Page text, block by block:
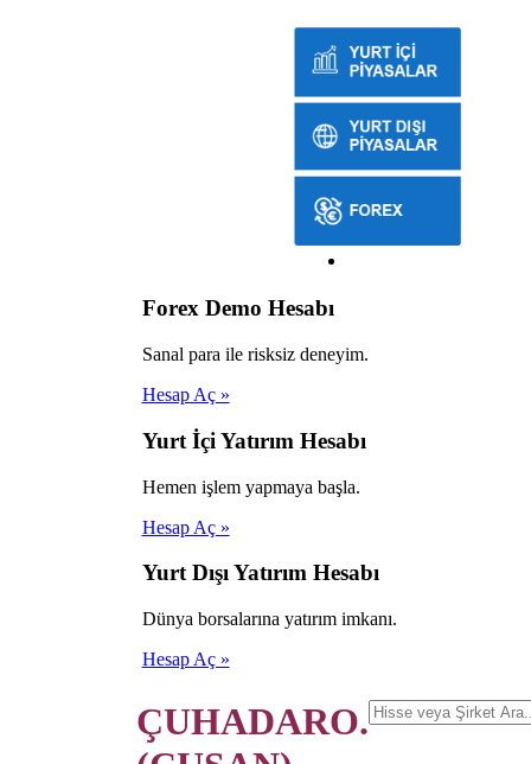
Forex Demo Hesabı
Sanal para ile risksiz deneyim.
Hesap Aç »
Yurt İçi Yatırım Hesabı
Hemen işlem yapmaya başla.
Hesap Aç »
Yurt Dışı Yatırım Hesabı
Dünya borsalarına yatırım imkanı.
Hesap Aç »
ÇUHADARO.